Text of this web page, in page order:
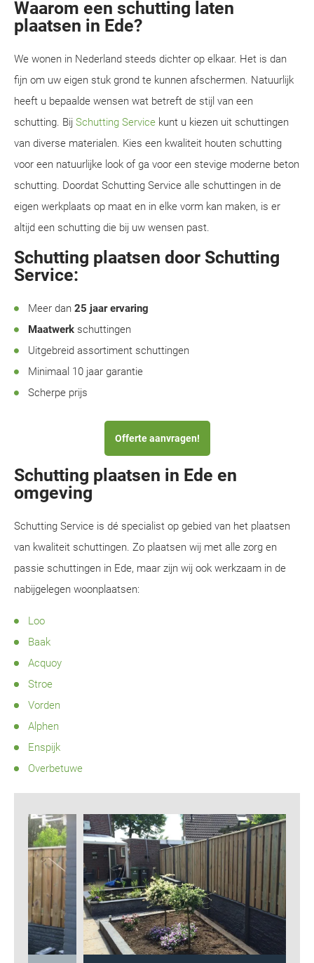
Waarom een schutting laten
plaatsen in Ede?
We wonen in Nederland steeds dichter op elkaar. Het is dan
fijn om uw eigen stuk grond te kunnen afschermen. Natuurlijk
heeft u bepaalde wensen wat betreft de stijl van een
schutting. Bij Schutting Service kunt u kiezen uit schuttingen
van diverse materialen. Kies een kwaliteit houten schutting
voor een natuurlijke look of ga voor een stevige moderne beton
schutting. Doordat Schutting Service alle schuttingen in de
eigen werkplaats op maat en in elke vorm kan maken, is er
altijd een schutting die bij uw wensen past.
Schutting plaatsen door Schutting
Service:
Meer dan 25 jaar ervaring
Maatwerk schuttingen
Uitgebreid assortiment schuttingen
Minimaal 10 jaar garantie
Scherpe prijs
Offerte aanvragen!
Schutting plaatsen in Ede en
omgeving
Schutting Service is dé specialist op gebied van het plaatsen
van kwaliteit schuttingen. Zo plaatsen wij met alle zorg en
passie schuttingen in Ede, maar zijn wij ook werkzaam in de
nabijgelegen woonplaatsen:
Loo
Baak
Acquoy
Stroe
Vorden
Alphen
Enspijk
Overbetuwe